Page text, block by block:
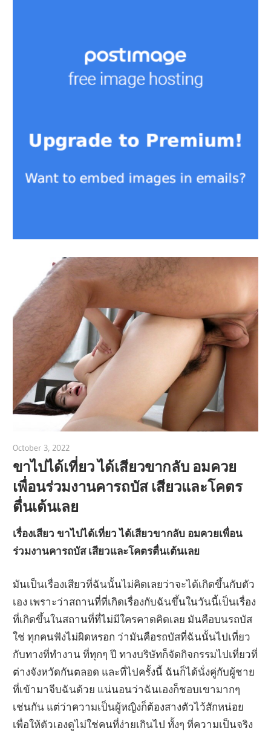
October 3, 2022
ขาไปได้เที่ยว ได้เสียวขากลับ อมควย
เพื่อนร่วมงานคารถบัส เสียวและโคตร
ตื่นเต้นเลย
เรื่องเสียว ขาไปได้เที่ยว ได้เสียวขากลับ อมควยเพื่อน
ร่วมงานคารถบัส เสียวและโคตรตื่นเต้นเลย
มันเป็นเรื่องเสียวที่ฉันนั้นไม่คิดเลยว่าจะได้เกิดขึ้นกับตัว
เอง เพราะว่าสถานที่ที่เกิดเรื่องกับฉันขึ้นในวันนี้เป็นเรื่อง
ที่เกิดขึ้นในสถานที่ที่ไม่มีใครคาดคิดเลย มันคือบนรถบัส
ใช่ ทุกคนฟังไม่ผิดหรอก ว่ามันคือรถบัสที่ฉันนั้นไปเที่ยว
กับทางที่ทำงาน ที่ทุกๆ ปี ทางบริษัทก็จัดกิจกรรมไปเที่ยวที่
ต่างจังหวัดกันตลอด และที่ไปครั้งนี้ ฉันก็ได้นั่งคู่กับผู้ชาย
ที่เข้ามาจีบฉันด้วย แน่นอนว่าฉันเองก็ชอบเขามากๆ
เช่นกัน แต่ว่าความเป็นผู้หญิงก็ต้องสางตัวไว้สักหน่อย
เพื่อให้ตัวเองดูไม่ใช่คนที่ง่ายเกินไป ทั้งๆ ที่ความเป็นจริง